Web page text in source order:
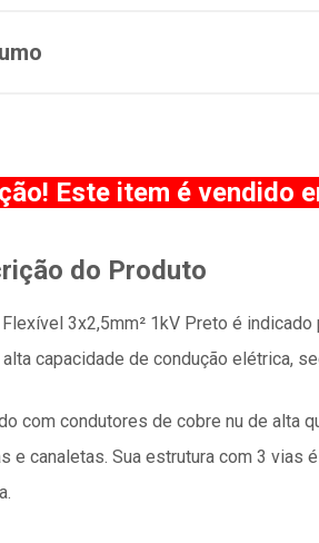
Este item é vendido
do Produto
Flexível 3x2,5mm² 1kV Preto é
capacidade de condução elétrica,
com condutores de cobre nu de alta
e canaletas. Sua estrutura com 3